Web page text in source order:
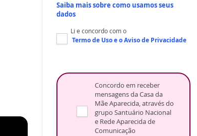
Saiba mais sobre como usamos seus
dados
Li e concordo com o
Termo de Usoe oAviso de Privacidade
Concordo em receber
mensagens da Casa da
Mãe Aparecida, através do
grupo Santuário Nacional
e Rede Aparecida de
Comunicação